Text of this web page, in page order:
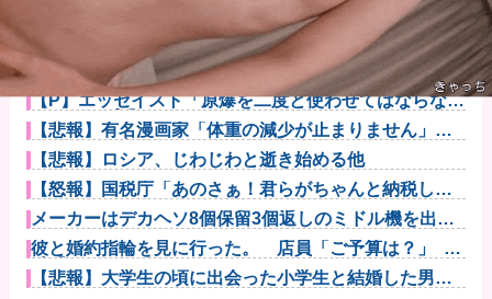
【悲報】男が嫌いな男の特徴がこちらｗｗｗｗｗｗｗ
町の弁当屋「申し訳ないが消費税1%になったらその分
商品代を値...
人気配信者さん、加藤純一さんのファンに「RUSTで
お気に入り...
【P】エッセイスト「原爆を二度と使わせてはならな
い」→リプ「...
【悲報】有名漫画家「体重の減少が止まりません」→
ファンから心...
【悲報】ロシア、じわじわと逝き始める他
【怒報】国税庁「あのさぁ！君らがちゃんと納税して
くれないとこ...
メーカーはデカヘソ8個保留3個返しのミドル機を出せ
よ！！！！...
彼と婚約指輪を見に行った。 店員「ご予算は？」 彼
氏「80...
【悲報】大学生の頃に出会った小学生と結婚した男、